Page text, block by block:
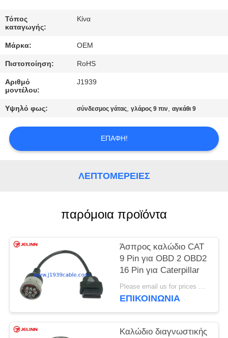
ΜΑΣ
ΕΛΆΤΕ
ΣΕ
ΕΠΑΦΉ
ΜΕ
ΖΗΤΉΣΤΕ
ΈΝΑ
ΑΠΌΣΠΑΣΜΑ
Τόπος
καταγωγής:
Κίνα
Μάρκα: OEM
Πιστοποίηση: RoHS
Αριθμό
μοντέλου:
J1939
Υψηλό φως: σύνδεσμος γάτας,γλάρος 9 πιν,αγκάθι 9
ΕΠΑΦΉ!
ΛΕΠΤΟΜΈΡΕΙΕΣ
παρόμοια προϊόντα
Άσπρος καλώδιο CAT
9 Pin για OBD 2 OBD2
16 Pin για Caterpillar
Please email us for prices MOQ:100 τεμάχια
ΕΠΙΚΟΙΝΩΝΙΑ
Καλώδιο διαγνωστικής